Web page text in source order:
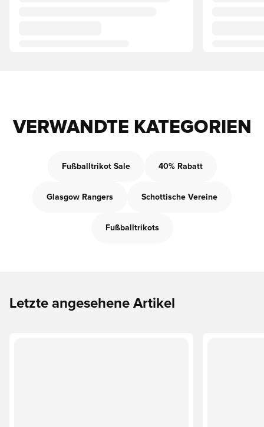
VERWANDTE KATEGORIEN
Fußballtrikot Sale 40% Rabatt
Glasgow Rangers Schottische Vereine
Fußballtrikots
Letzte angesehene Artikel